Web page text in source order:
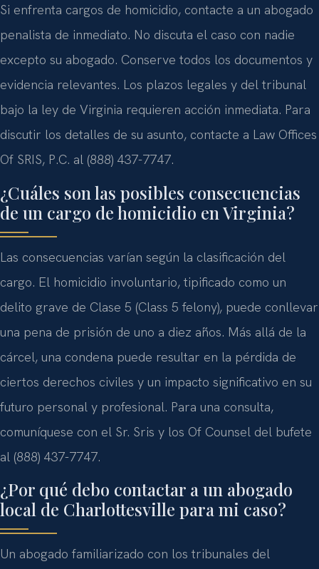
Si enfrenta cargos de homicidio, contacte a un abogado
penalista de inmediato. No discuta el caso con nadie
excepto su abogado. Conserve todos los documentos y
evidencia relevantes. Los plazos legales y del tribunal
bajo la ley de Virginia requieren acción inmediata. Para
discutir los detalles de su asunto, contacte a Law Offices
Of SRIS, P.C. al (888) 437-7747.
¿Cuáles son las posibles consecuencias
de un cargo de homicidio en Virginia?
Las consecuencias varían según la clasificación del
cargo. El homicidio involuntario, tipificado como un
delito grave de Clase 5 (Class 5 felony), puede conllevar
una pena de prisión de uno a diez años. Más allá de la
cárcel, una condena puede resultar en la pérdida de
ciertos derechos civiles y un impacto significativo en su
futuro personal y profesional. Para una consulta,
comuníquese con el Sr. Sris y los Of Counsel del bufete
al (888) 437-7747.
¿Por qué debo contactar a un abogado
local de Charlottesville para mi caso?
Un abogado familiarizado con los tribunales del